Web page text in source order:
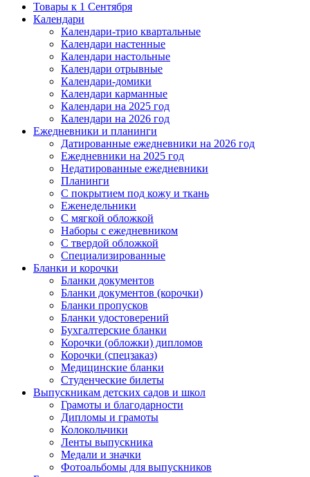
Товары к 1 Сентября
Календари
Календари-трио квартальные
Календари настенные
Календари настольные
Календари отрывные
Календари-домики
Календари карманные
Календари на 2025 год
Календари на 2026 год
Ежедневники и планинги
Датированные ежедневники на 2026 год
Ежедневники на 2025 год
Недатированные ежедневники
Планинги
С покрытием под кожу и ткань
Еженедельники
С мягкой обложкой
Наборы с ежедневником
С твердой обложкой
Специализированные
Бланки и корочки
Бланки документов
Бланки документов (корочки)
Бланки пропусков
Бланки удостоверений
Бухгалтерские бланки
Корочки (обложки) дипломов
Корочки (спецзаказ)
Медицинские бланки
Студенческие билеты
Выпускникам детских садов и школ
Грамоты и благодарности
Дипломы и грамоты
Колокольчики
Ленты выпускника
Медали и значки
Фотоальбомы для выпускников